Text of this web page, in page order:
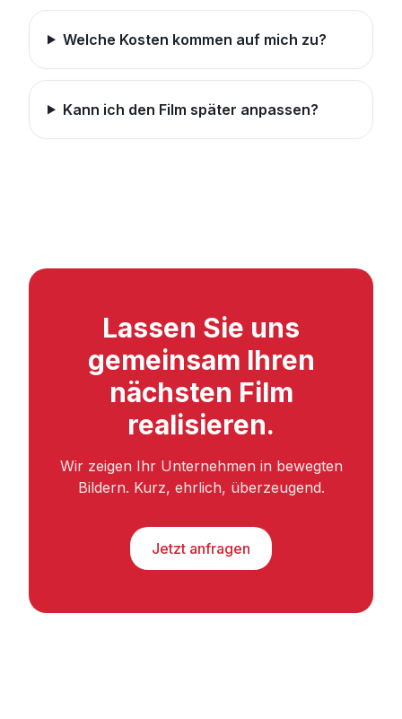
Welche Kosten kommen auf mich zu?
Kann ich den Film später anpassen?
Lassen Sie uns
gemeinsam Ihren
nächsten Film
realisieren.
Wir zeigen Ihr Unternehmen in bewegten
Bildern. Kurz, ehrlich, überzeugend.
Jetzt anfragen